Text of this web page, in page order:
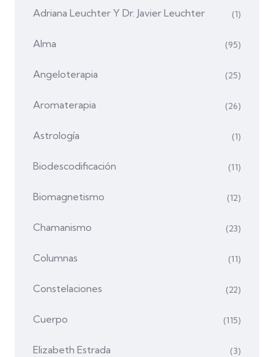
Adriana Leuchter Y Dr. Javier Leuchter (1)
Alma (95)
Angeloterapia (25)
Aromaterapia (26)
Astrología (1)
Biodescodificación (11)
Biomagnetismo (12)
Chamanismo (23)
Columnas (11)
Constelaciones (22)
Cuerpo (115)
Elizabeth Estrada (3)